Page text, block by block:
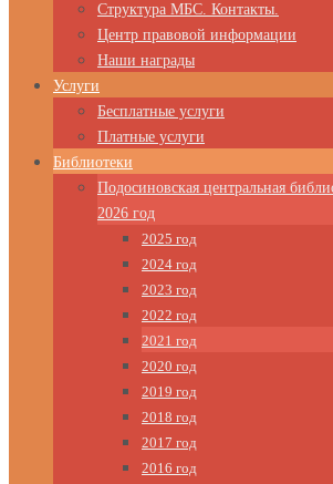
Структура МБС. Контакты.
Центр правовой информации
Наши награды
Услуги
Бесплатные услуги
Платные услуги
Библиотеки
Подосиновская центральная
2026 год
2025 год
2024 год
2023 год
2022 год
2021 год
2020 год
2019 год
2018 год
2017 год
2016 год